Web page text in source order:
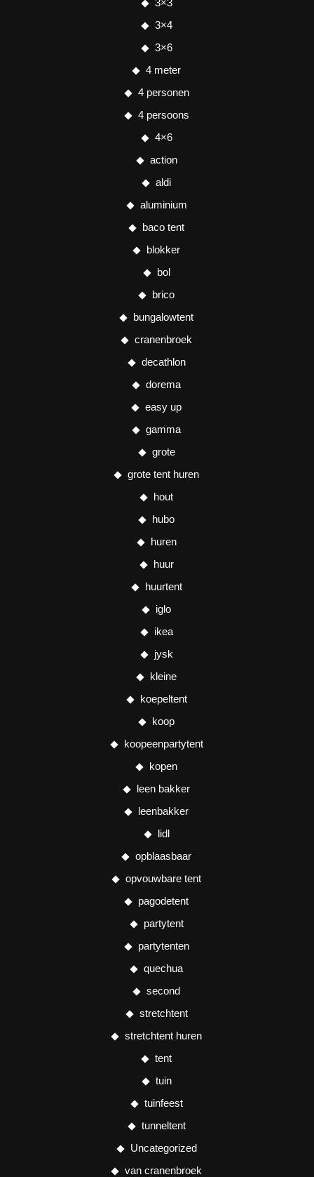
3×3
3×4
3×6
4 meter
4 personen
4 persoons
4×6
action
aldi
aluminium
baco tent
blokker
bol
brico
bungalowtent
cranenbroek
decathlon
dorema
easy up
gamma
grote
grote tent huren
hout
hubo
huren
huur
huurtent
iglo
ikea
jysk
kleine
koepeltent
koop
koopeenpartytent
kopen
leen bakker
leenbakker
lidl
opblaasbaar
opvouwbare tent
pagodetent
partytent
partytenten
quechua
second
stretchtent
stretchtent huren
tent
tuin
tuinfeest
tunneltent
Uncategorized
van cranenbroek